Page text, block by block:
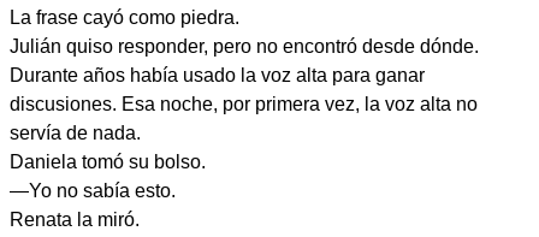
La frase cayó como piedra.
Julián quiso responder, pero no encontró desde dónde.
Durante años había usado la voz alta para ganar
discusiones. Esa noche, por primera vez, la voz alta no
servía de nada.
Daniela tomó su bolso.
—Yo no sabía esto.
Renata la miró.